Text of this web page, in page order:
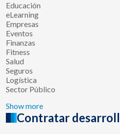
Educación
eLearning
Empresas
Eventos
Finanzas
Fitness
Salud
Seguros
Logística
Sector Público
Show more
Contratar